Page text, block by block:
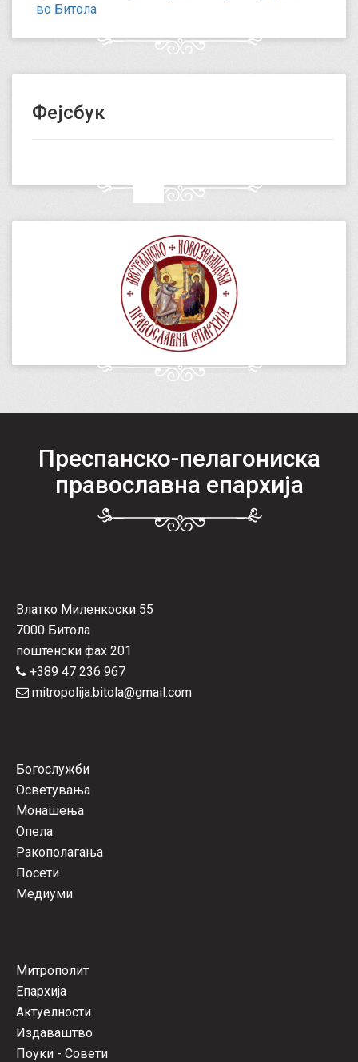
во Битола
Фејсбук
Преспанско-пелагониска
православна епархија
Влатко Миленкоски 55
7000 Битола
поштенски фах 201
+389 47 236 967
mitropolija.bitola@gmail.com
Богослужби
Осветувања
Монашења
Опела
Ракополагања
Посети
Медиуми
Митрополит
Епархија
Актуелности
Издаваштво
Поуки - Совети